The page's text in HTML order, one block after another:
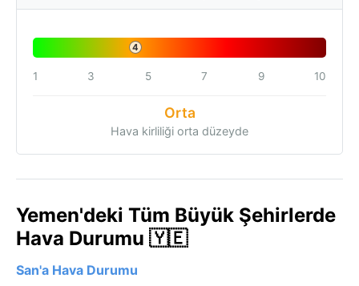
4
1 3 5 7 9 10
Orta
Hava kirliliği orta düzeyde
Yemen'deki Tüm Büyük Şehirlerde
Hava Durumu 🇾🇪
San'a Hava Durumu